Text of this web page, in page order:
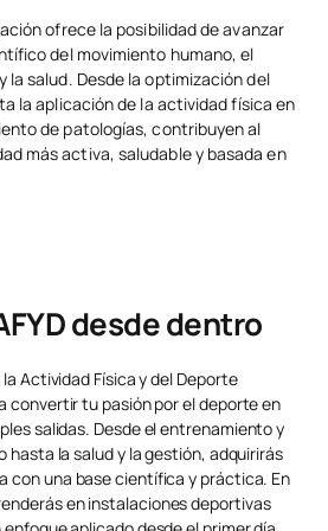
en
OP 3 1º
OP 4 1º
Carácter ECTS Semestre
OB 3 1º
ofrece la posibilidad de avanzar
del movimiento humano, el
la salud. Desde la optimización del
la aplicación de la actividad física en
de patologías, contribuyen al
más activa, saludable y basada en
desde dentro
Actividad Física y del Deporte
convertir tu pasión por el deporte en
salidas. Desde el entrenamiento y
hasta la salud y la gestión, adquirirás
con una base científica y práctica. En
en instalaciones deportivas